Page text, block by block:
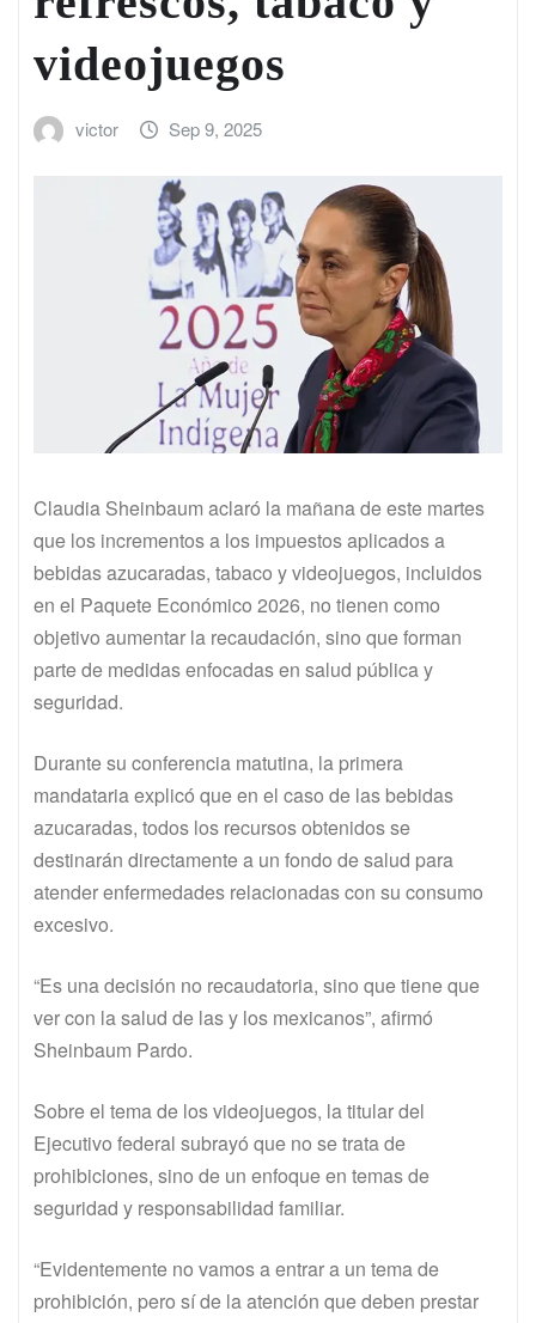
videojuegos
victor Sep 9, 2025
Claudia Sheinbaum aclaró la mañana de este martes
que los incrementos a los impuestos aplicados a
bebidas azucaradas, tabaco y videojuegos, incluidos
en el Paquete Económico 2026, no tienen como
objetivo aumentar la recaudación, sino que forman
parte de medidas enfocadas en salud pública y
seguridad.
Durante su conferencia matutina, la primera
mandataria explicó que en el caso de las bebidas
azucaradas, todos los recursos obtenidos se
destinarán directamente a un fondo de salud para
atender enfermedades relacionadas con su consumo
excesivo.
“Es una decisión no recaudatoria, sino que tiene que
ver con la salud de las y los mexicanos”, afirmó
Sheinbaum Pardo.
Sobre el tema de los videojuegos, la titular del
Ejecutivo federal subrayó que no se trata de
prohibiciones, sino de un enfoque en temas de
seguridad y responsabilidad familiar.
“Evidentemente no vamos a entrar a un tema de
prohibición, pero sí de la atención que deben prestar